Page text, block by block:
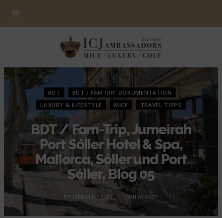
BDT
BDT / FAMTRIP DOKUMENTATION
LUXURY & LIFESTYLE
MICE TRAVEL TIPPS
BDT / Fam-Trip, Jumeirah
Port Sóller Hotel & Spa,
Mallorca, Sóller und Port
Sóller, Blog 05
BY GERALD HUFT JUNI 8, 2022